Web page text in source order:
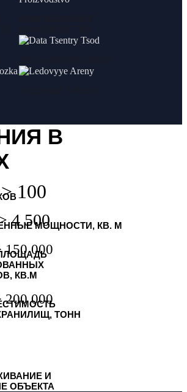
В
МОЩНОСТИ, КВ. М
КВ.М
ТОНН
И
ОБЪЕКТА